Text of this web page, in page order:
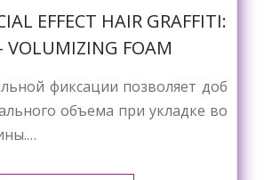
EFFECT HAIR GRAFFITI:
FOAM
фиксации позволяет доб
объема при укладке во